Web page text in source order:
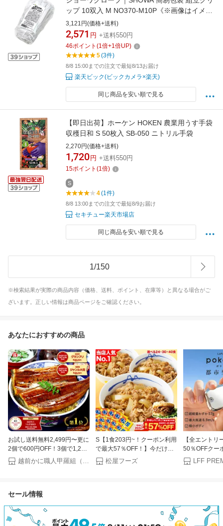
ップ 10双入 M NO370-M10P《※画像はイメー
ジです。実際の商品とは異なります》
3,121円(価格+送料)
2,571 円 +送料550円
46ポイント (1倍+1倍UP)
5(3件)
8/8 15:00までの注文で最短8/13お届け
楽天ビック(ビックカメラ×楽天)
同じ商品を安い順で見る
【即日出荷】ホーケン HOKEN 農業用うす手袋
収穫日和 S 50枚入 SB-050 ニトリル手袋
2,270円(価格+送料)
1,720 円 +送料550円
15ポイント (1倍)
S
4(1件)
8/8 13:00までの注文で最短8/9お届け
セキチュー楽天市場店
同じ商品を安い順で見る
1/150
※検索結果が実際の商品内容（価格、送料、ポイント、在庫等）と異なる場合がご
ざいます。正しい情報は商品ページをご確認ください。
あなたにおすすめの商品
お試し送料無料2,499円〜更に
2個で600円OFF！3個で1,200
円OFF！4個で2,000円OFF！
楽天グルメ大賞受賞！楽天1位
越前かに職人甲羅組（DENSHOKU）
S【1食203円~！クーポン利用
で最大57％OFF！】今だけ牛
めしバーガー1食おまけ付き
（8/1~8/16 迄）大容量リピ確
無料 おかず 惣菜 お弁当 非常
松屋フーズ
【全エントリ
50％OFFクー
冠☆めざまし
2026新作 ハ
対策 グッズ
Lafuture
LFF
セール情報